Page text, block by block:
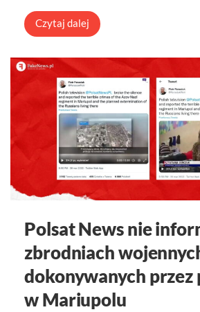
Czytaj dalej
Polsat News nie
zbrodniach
dokonywanych przez
w Mariupolu